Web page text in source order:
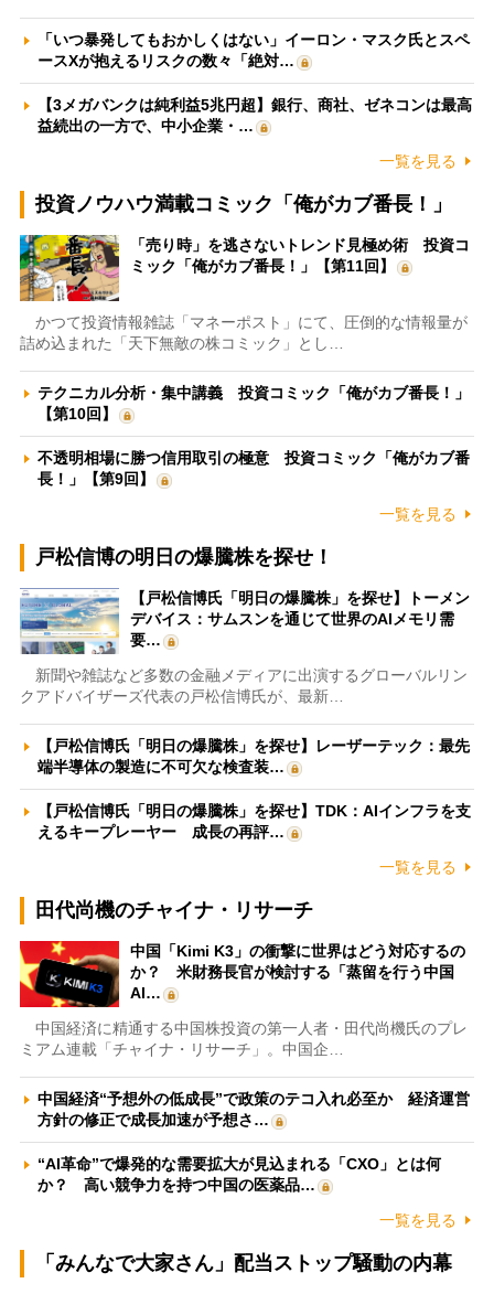
「いつ暴発してもおかしくはない」イーロン・マスク氏とスペ
ースXが抱えるリスクの数々「絶対…
【3メガバンクは純利益5兆円超】銀行、商社、ゼネコンは最高
益続出の一方で、中小企業・…
一覧を見る
投資ノウハウ満載コミック「俺がカブ番長！」
「売り時」を逃さないトレンド見極め術 投資コ
ミック「俺がカブ番長！」【第11回】
かつて投資情報雑誌「マネーポスト」にて、圧倒的な情報量が
詰め込まれた「天下無敵の株コミック」とし…
テクニカル分析・集中講義 投資コミック「俺がカブ番長！」
【第10回】
不透明相場に勝つ信用取引の極意 投資コミック「俺がカブ番
長！」【第9回】
一覧を見る
戸松信博の明日の爆騰株を探せ！
【戸松信博氏「明日の爆騰株」を探せ】トーメン
デバイス：サムスンを通じて世界のAIメモリ需
要…
新聞や雑誌など多数の金融メディアに出演するグローバルリン
クアドバイザーズ代表の戸松信博氏が、最新…
【戸松信博氏「明日の爆騰株」を探せ】レーザーテック：最先
端半導体の製造に不可欠な検査装…
【戸松信博氏「明日の爆騰株」を探せ】TDK：AIインフラを支
えるキープレーヤー 成長の再評…
一覧を見る
田代尚機のチャイナ・リサーチ
中国「Kimi K3」の衝撃に世界はどう対応するの
か？ 米財務長官が検討する「蒸留を行う中国
AI…
中国経済に精通する中国株投資の第一人者・田代尚機氏のプレ
ミアム連載「チャイナ・リサーチ」。中国企…
中国経済“予想外の低成長”で政策のテコ入れ必至か 経済運営
方針の修正で成長加速が予想さ…
“AI革命”で爆発的な需要拡大が見込まれる「CXO」とは何
か？ 高い競争力を持つ中国の医薬品…
一覧を見る
「みんなで大家さん」配当ストップ騒動の内幕